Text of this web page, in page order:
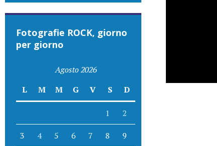
Fotografie ROCK, giorno
per giorno
Agosto 2026
L
M M G V S D
1 2
3 4 5 6 7 8 9